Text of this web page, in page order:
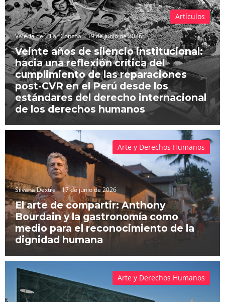
Valeria del Pilar Concha 19 de junio de 2026
Veinte años de silencio institucional:
hacia una reflexión crítica del
cumplimiento de las reparaciones
post-CVR en el Perú desde los
estándares del derecho internacional
de los derechos humanos
Artículos
Silvana Dextre 17 de junio de 2026
El arte de compartir: Anthony
Bourdain y la gastronomía como
medio para el reconocimiento de la
dignidad humana
Arte y Derechos Humanos
Arte y Derechos Humanos